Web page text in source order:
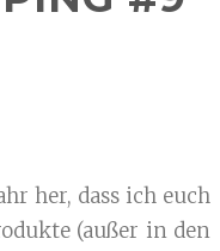
her, dass ich euch
(außer in den